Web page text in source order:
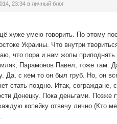
23:34 в личный блог
хуже умею говорить. По этому
Украины. Что внутри
что пора и нам жопы приподнять
Парамонов Павел, тоже там.
Да, с кем то он был груб. Но, он
стать поздно. Итак, сограждане,
Донецку. Пока деньгами. Позже
копейку отвечу лично (Кто